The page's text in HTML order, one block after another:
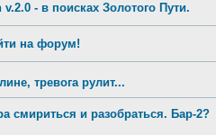
- в поисках Золотого Пути.
на форум!
тревога рулит...
смириться и разобраться. Бар-2?